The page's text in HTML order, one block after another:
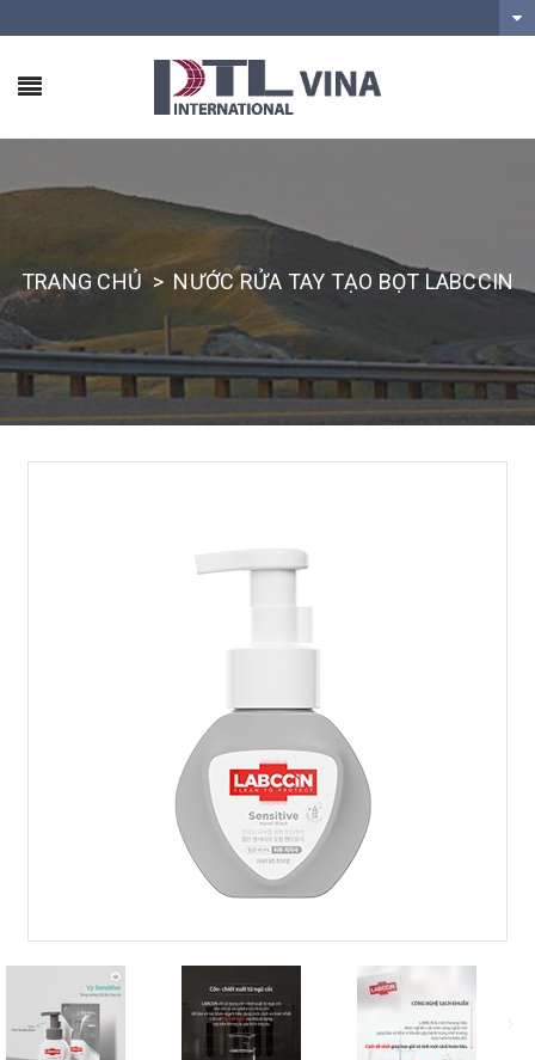
TRANG CHỦ > NƯỚC RỬA TAY TẠO BỌT LABCCIN